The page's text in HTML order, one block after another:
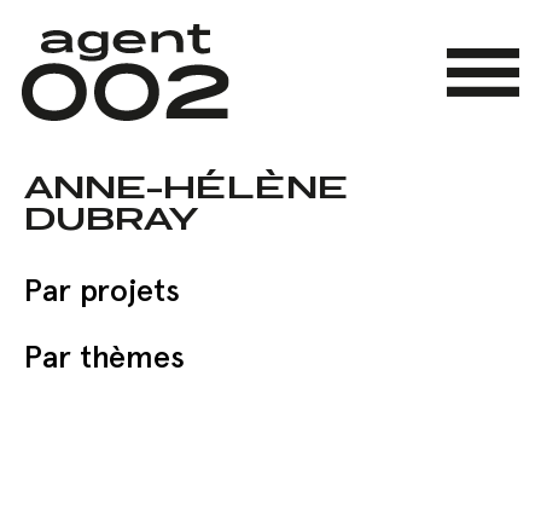
main
content
Menu
ANNE-HÉLÈNE
DUBRAY
Par projets
Par thèmes